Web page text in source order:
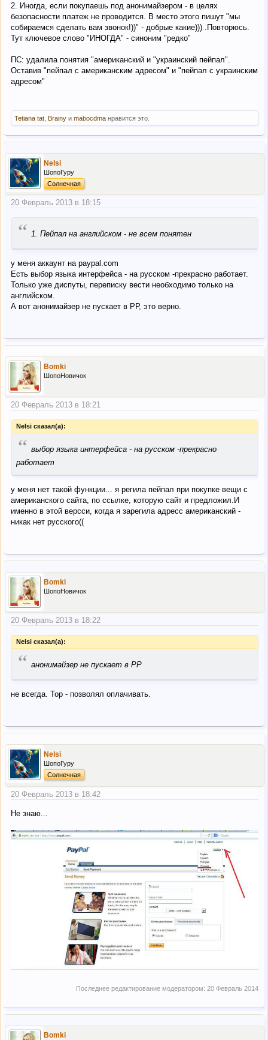
2. Иногда, если покупаешь под анонимайзером - в целях
безопасности платеж не проводится. В место этого пишут "мы
собираемся сделать вам звонок!))" - добрые какие))) .Повторюсь.
Тут ключевое слово "ИНОГДА" - синоним "редко"
ПС: удалила понятия "американский и "украинский пейпал".
Оставив "пейпал с американским адресом" и "пейпал с украинским
адресом"
Tetiana tat Brainy и mabocdma нравится это.
Nelsi
ШопоГуру
Солнечная
20 Февраль 2013 в 18:15
“ 1. Пейпал на английском - не всем понятен
у меня аккаунт на paypal.com
Есть выбор языка интерфейса - на русском -прекрасно работает.
Только уже диспуты, переписку вести необходимо только на
английском.
А вот анонимайзер не пускает в РР, это верно.
Bomki
ШопоНовичок
20 Февраль 2013 в 18:21
Nelsi сказал(а):
“ выбор языка интерфейса - на русском -прекрасно
работает
у меня нет такой функции... я регила пейпал при покупке вещи с
американского сайта, по ссылке, которую сайт и предложил.И
именно в этой версси, когда я зарегила адресс американский -
никак нет русского((
Bomki
ШопоНовичок
20 Февраль 2013 в 18:22
Nelsi сказал(а):
“ анонимайзер не пускает в РР
не всегда. Тор - позволял оплачивать.
Nelsi
ШопоГуру
Солнечная
20 Февраль 2013 в 18:42
Не знаю...
Последнее редактирование модератором: 20 Февраль 2014
Bomki